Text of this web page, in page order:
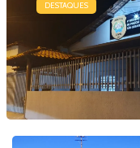
DESTAQUES